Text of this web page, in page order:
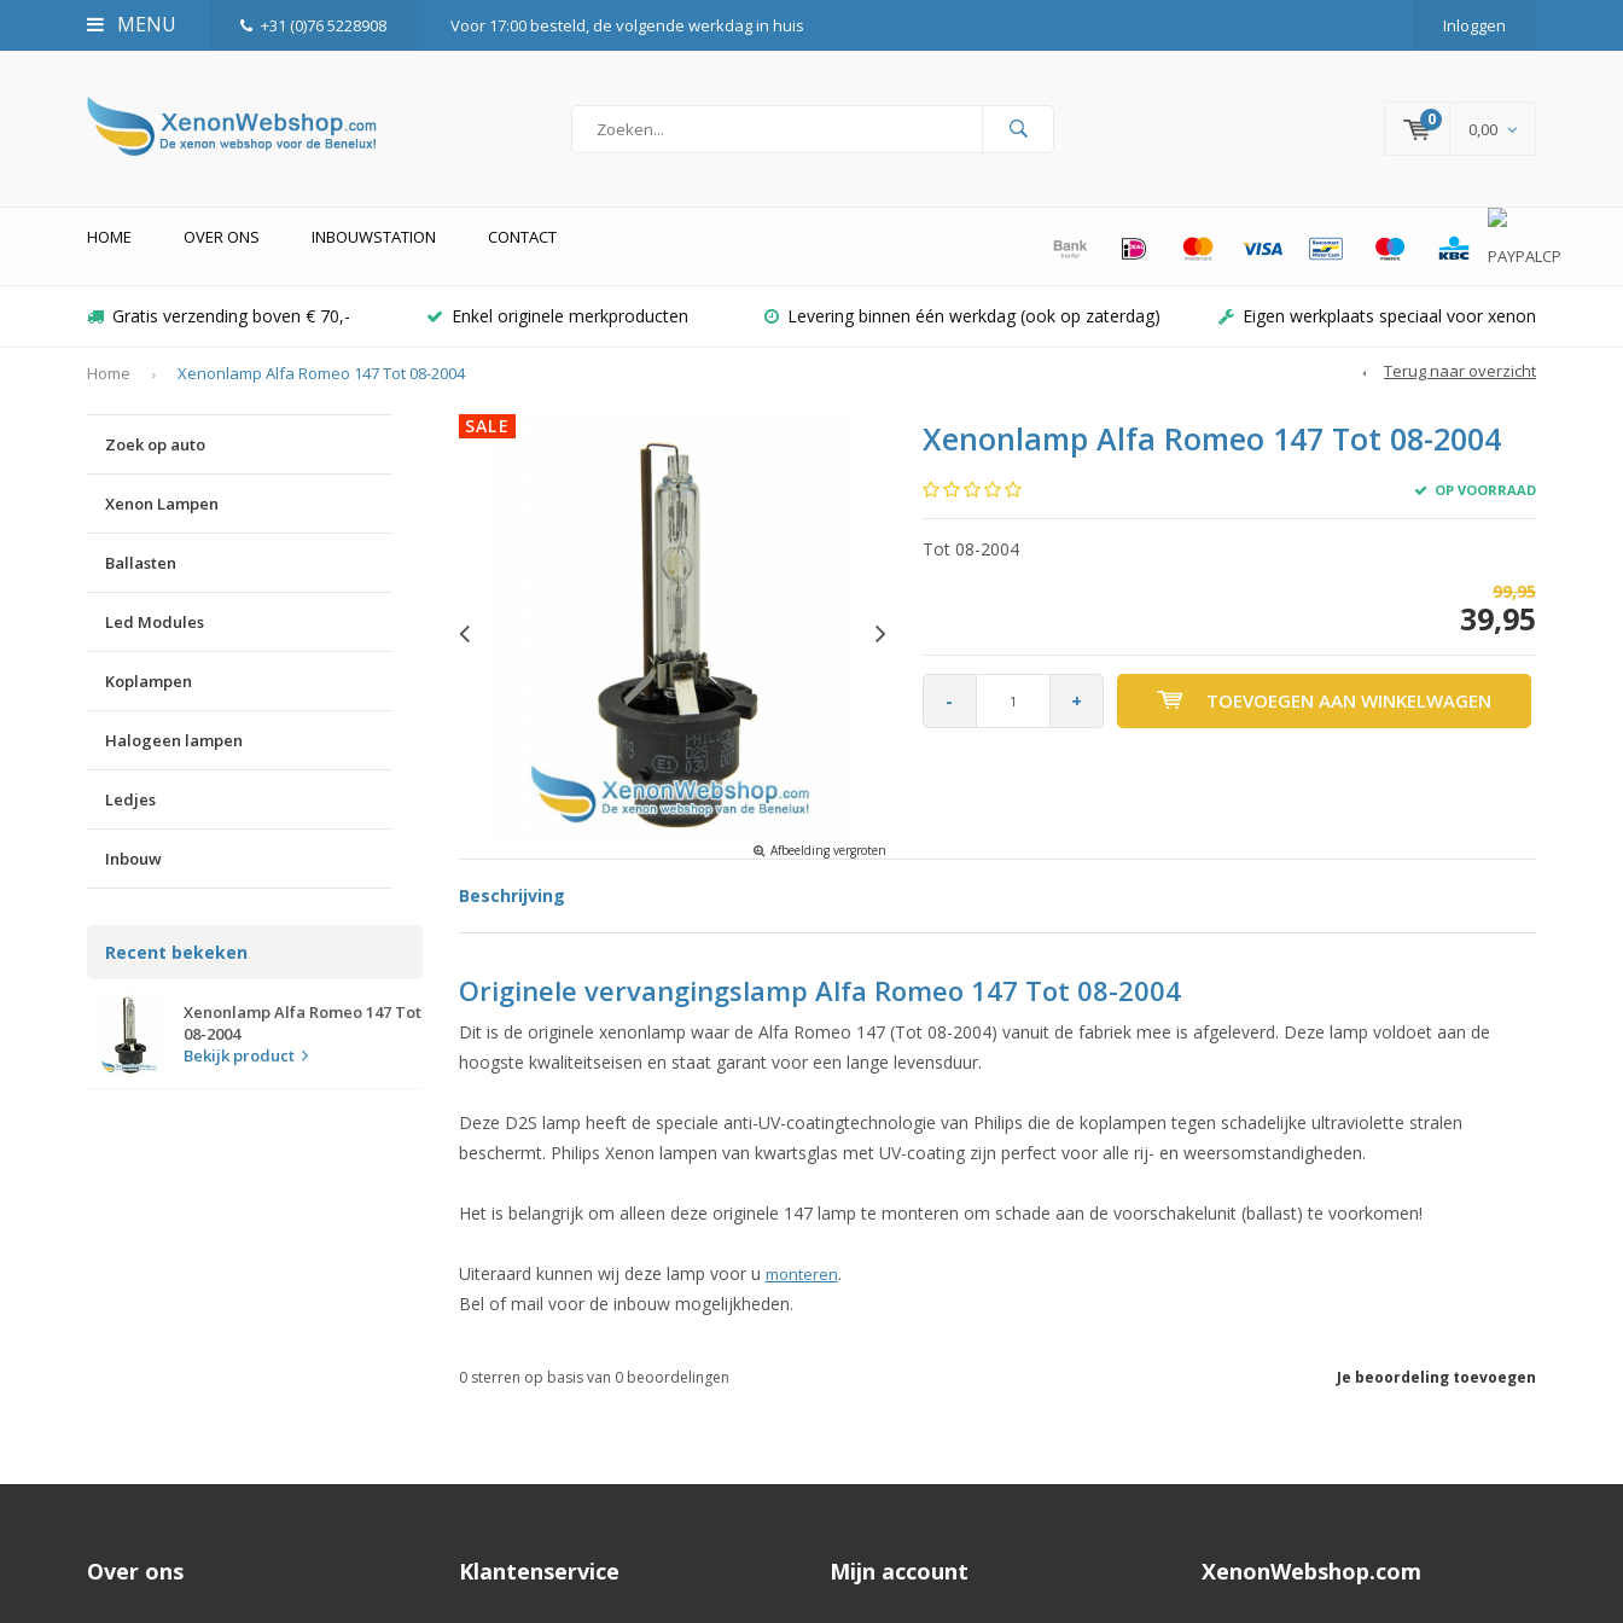
MENU +31 (0)76 5228908 Voor 17:00 besteld, de volgende werkdag in huis Inloggen
0 0,00
HOME OVER ONS INBOUWSTATION CONTACT
Gratis verzending boven € 70,- Enkel originele merkproducten Levering binnen één werkdag (ook op zaterdag) Eigen werkplaats speciaal voor xenon
Home Xenonlamp Alfa Romeo 147 Tot 08-2004 Terug naar overzicht
Zoek op auto
Xenon Lampen
Ballasten
Led Modules
Koplampen
Halogeen lampen
Ledjes
Inbouw
Recent bekeken
Xenonlamp Alfa Romeo 147 Tot
08-2004
Bekijk product
SALE
Afbeelding vergroten
Xenonlamp Alfa Romeo 147 Tot 08-2004
OP VOORRAAD
Tot 08-2004
99,95
39,95
- + TOEVOEGEN AAN WINKELWAGEN
Beschrijving
Originele vervangingslamp Alfa Romeo 147 Tot 08-2004
Dit is de originele xenonlamp waar de Alfa Romeo 147 (Tot 08-2004) vanuit de fabriek mee is afgeleverd. Deze lamp voldoet aan de
hoogste kwaliteitseisen en staat garant voor een lange levensduur.
Deze D2S lamp heeft de speciale anti-UV-coatingtechnologie van Philips die de koplampen tegen schadelijke ultraviolette stralen
beschermt. Philips Xenon lampen van kwartsglas met UV-coating zijn perfect voor alle rij- en weersomstandigheden.
Het is belangrijk om alleen deze originele 147 lamp te monteren om schade aan de voorschakelunit (ballast) te voorkomen!
Uiteraard kunnen wij deze lamp voor u monteren.
Bel of mail voor de inbouw mogelijkheden.
Je beoordeling toevoegen
0sterren op basis van 0beoordelingen
Over ons Klantenservice Mijn account XenonWebshop.com